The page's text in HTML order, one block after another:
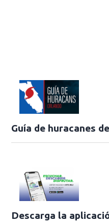
Guía de huracanes
Descarga la